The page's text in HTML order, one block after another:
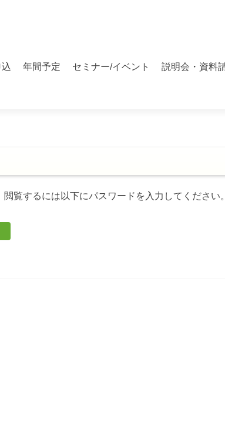
年間予定 セミナー/イベント 説明会・資料
覧するには以下にパスワードを入力してください。